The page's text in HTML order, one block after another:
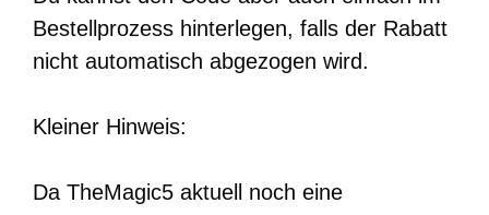
Bestellprozess hinterlegen, falls der Rabatt
nicht automatisch abgezogen wird.
Kleiner Hinweis:
Da TheMagic5 aktuell noch eine